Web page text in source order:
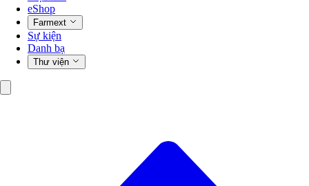
eShop
Farmext
Sự kiện
Danh bạ
Thư viện